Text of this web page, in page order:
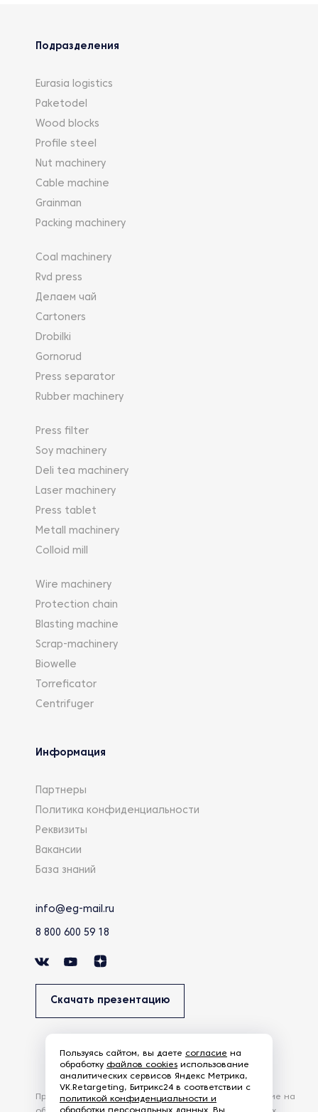
Подразделения
Eurasia logistics
Paketodel
Wood blocks
Profile steel
Nut machinery
Cable machine
Grainman
Packing machinery
Coal machinery
Rvd press
Делаем чай
Cartoners
Drobilki
Gornorud
Press separator
Rubber machinery
Press filter
Soy machinery
Deli tea machinery
Laser machinery
Press tablet
Metall machinery
Colloid mill
Wire machinery
Protection chain
Blasting machine
Scrap-machinery
Biowelle
Torreficator
Centrifuger
Информация
Партнеры
Политика конфиденциальности
Реквизиты
Вакансии
База знаний
info@eg-mail.ru
8 800 600 59 18
Скачать презентацию
Продолжая использовать наш сайт, вы даете согласие на
Пользуясь сайтом, вы даете согласие на
обработку файлов cookies использование
аналитических сервисов Яндекс Метрика,
VK.Retargeting, Битрикс24 в соответствии с
политикой конфиденциальности и